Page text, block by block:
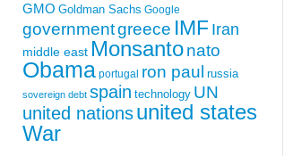
GMO Goldman Sachs Google
governmentgreece IMF Iran
middle east Monsantonato
Obama portugal ron paul russia
sovereign debt spain technology UN
united nationsunited states
War